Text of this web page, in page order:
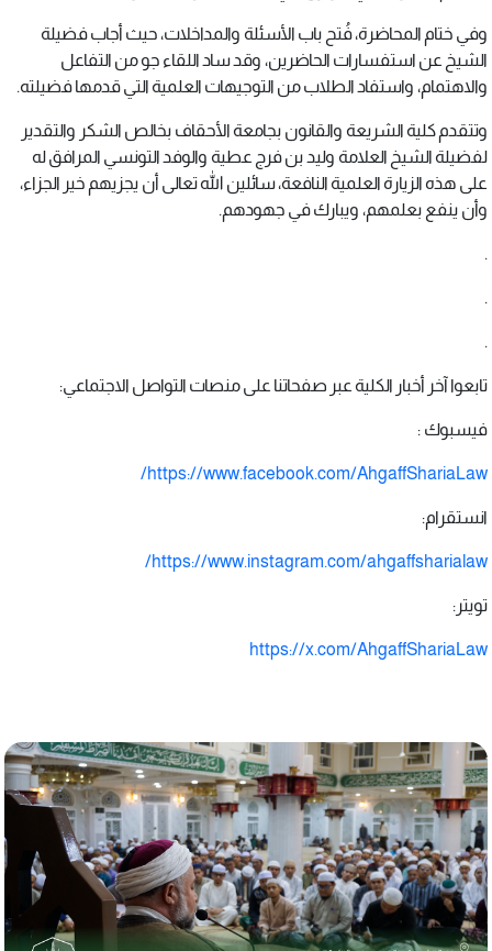
وفي ختام المحاضرة، فُتح باب الأسئلة والمداخلات، حيث أجاب فضيلة
الشيخ عن استفسارات الحاضرين، وقد ساد اللقاء جو من التفاعل
والاهتمام، واستفاد الطلاب من التوجيهات العلمية التي قدمها فضيلته.
وتتقدم كلية الشريعة والقانون بجامعة الأحقاف بخالص الشكر والتقدير
لفضيلة الشيخ العلامة وليد بن فرج عطية والوفد التونسي المرافق له
على هذه الزيارة العلمية النافعة، سائلين الله تعالى أن يجزيهم خير الجزاء،
وأن ينفع بعلمهم، ويبارك في جهودهم.
.
.
.
تابعوا آخر أخبار الكلية عبر صفحاتنا على منصات التواصل الاجتماعي:
فيسبوك :
https://www.facebook.com/AhgaffShariaLaw/
انستقرام:
https://www.instagram.com/ahgaffsharialaw/
تويتر:
https://x.com/AhgaffShariaLaw